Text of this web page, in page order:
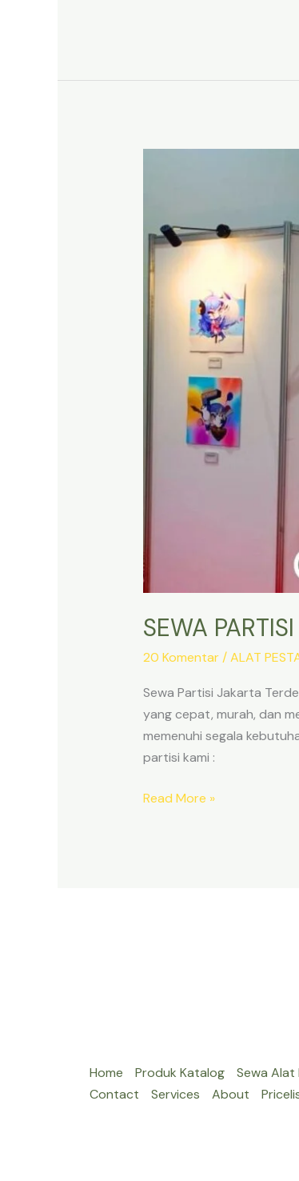
KUNINGAN
SEWA
20 Komentar /ALAT
Sewa Partisi Jakarta
yang cepat, murah, dan
memenuhi segala
partisi kami :
SEWA
Read More »
Home Produk Katalog
Sewa Alat
Contact
Services About